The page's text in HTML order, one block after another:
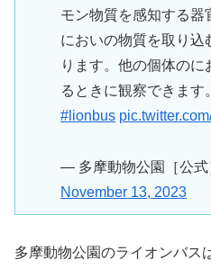
モン物質を感知する器
においの物質を取り込
ります。他の個体の
るときに観察できます
#lionbus
— 多摩動物公園［公式
November 13, 2023
多摩動物公園のライオンバス